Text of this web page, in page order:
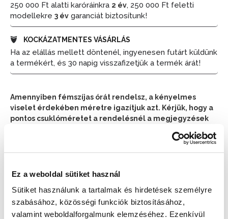
Ez a weboldal sütiket használ
Sütiket használunk a tartalmak és hirdetések személyre
szabásához, közösségi funkciók biztosításához,
valamint weboldalforgalmunk elemzéséhez. Ezenkívül
250 000 Ft alatti karóráinkra 2 év, 250 000 Ft feletti
modellekre 3 év garanciát biztosítunk!
KOCKÁZATMENTES VÁSÁRLÁS
Ha az elállás mellett döntenél, ingyenesen futárt küldünk
a termékért, és 30 napig visszafizetjük a termék árát!
Amennyiben fémszíjas órát rendelsz, a kényelmes
viselet érdekében méretre igazítjuk azt. Kérjük, hogy a
pontos csuklóméretet a rendelésnél a megjegyzések
Augusztus 11. (Kedd)📦
Készleten:RAKTÁRON